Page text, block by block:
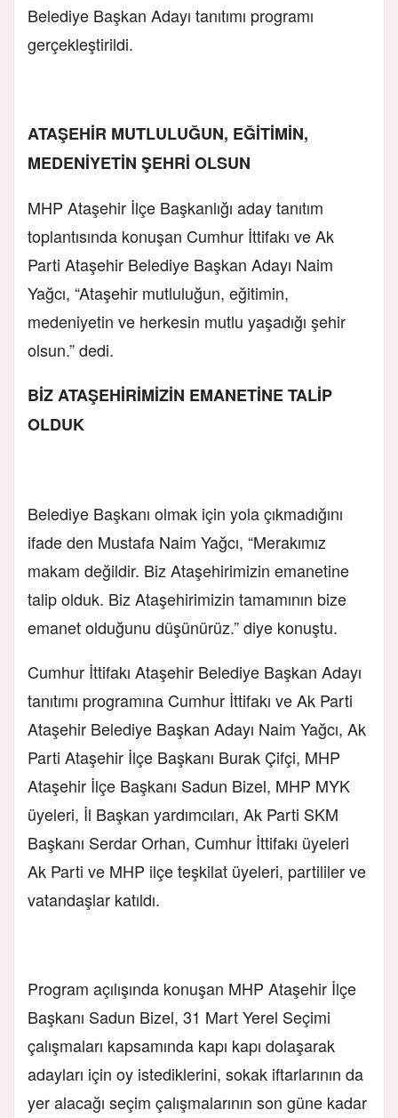
Belediye Başkan Adayı tanıtımı programı
gerçekleştirildi.
ATAŞEHİR MUTLULUĞUN, EĞİTİMİN,
MEDENİYETİN ŞEHRİ OLSUN
MHP Ataşehir İlçe Başkanlığı aday tanıtım
toplantısında konuşan Cumhur İttifakı ve Ak
Parti Ataşehir Belediye Başkan Adayı Naim
Yağcı, “Ataşehir mutluluğun, eğitimin,
medeniyetin ve herkesin mutlu yaşadığı şehir
olsun.” dedi.
BİZ ATAŞEHİRİMİZİN EMANETİNE TALİP
OLDUK
Belediye Başkanı olmak için yola çıkmadığını
ifade den Mustafa Naim Yağcı, “Merakımız
makam değildir. Biz Ataşehirimizin emanetine
talip olduk. Biz Ataşehirimizin tamamının bize
emanet olduğunu düşünürüz.” diye konuştu.
Cumhur İttifakı Ataşehir Belediye Başkan Adayı
tanıtımı programına Cumhur İttifakı ve Ak Parti
Ataşehir Belediye Başkan Adayı Naim Yağcı, Ak
Parti Ataşehir İlçe Başkanı Burak Çifçi, MHP
Ataşehir İlçe Başkanı Sadun Bizel, MHP MYK
üyeleri, İl Başkan yardımcıları, Ak Parti SKM
Başkanı Serdar Orhan, Cumhur İttifakı üyeleri
Ak Parti ve MHP ilçe teşkilat üyeleri, partililer ve
vatandaşlar katıldı.
Program açılışında konuşan MHP Ataşehir İlçe
Başkanı Sadun Bizel, 31 Mart Yerel Seçimi
çalışmaları kapsamında kapı kapı dolaşarak
adayları için oy istediklerini, sokak iftarlarının da
yer alacağı seçim çalışmalarının son güne kadar